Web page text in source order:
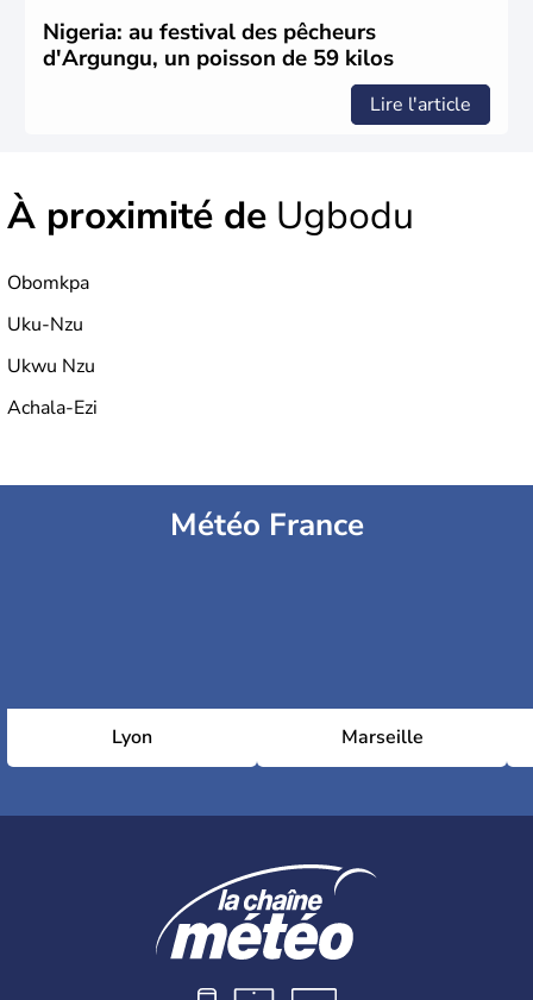
Nigeria: au festival des pêcheurs
d'Argungu, un poisson de 59 kilos
Lire l'article
À proximité de Ugbodu
Obomkpa
Uku-Nzu
Ukwu Nzu
Achala-Ezi
Météo France
Lyon Marseille